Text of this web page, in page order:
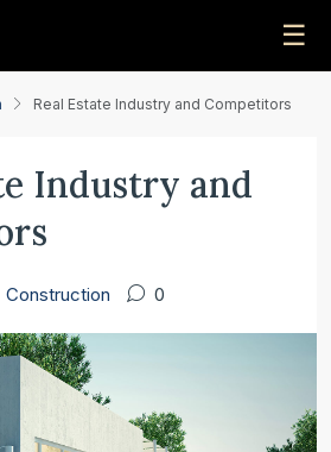
☰
Real Estate Industry and Competitors
Industry and
Construction 0